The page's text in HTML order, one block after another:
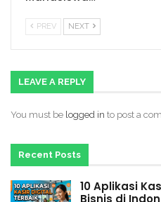
PREV NEXT
LEAVE A REPLY
You must be logged in to post a
Recent Posts
10 Aplikasi
Bisnis di